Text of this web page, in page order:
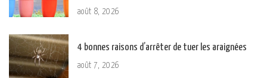
août 8, 2026
4 bonnes raisons d’arrêter de tuer les araignées
août 7, 2026